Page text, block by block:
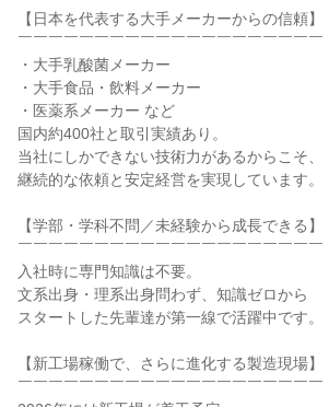
【日本を代表する大手メーカーからの信頼】
￣￣￣￣￣￣￣￣￣￣￣￣￣￣￣￣￣￣￣￣
・大手乳酸菌メーカー
・大手食品・飲料メーカー
・医薬系メーカー など
国内約400社と取引実績あり。
当社にしかできない技術力があるからこそ、
継続的な依頼と安定経営を実現しています。
【学部・学科不問／未経験から成長できる】
￣￣￣￣￣￣￣￣￣￣￣￣￣￣￣￣￣￣￣￣
入社時に専門知識は不要。
文系出身・理系出身問わず、知識ゼロから
スタートした先輩達が第一線で活躍中です。
【新工場稼働で、さらに進化する製造現場】
￣￣￣￣￣￣￣￣￣￣￣￣￣￣￣￣￣￣￣￣